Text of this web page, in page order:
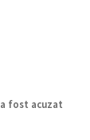
fost acuzat